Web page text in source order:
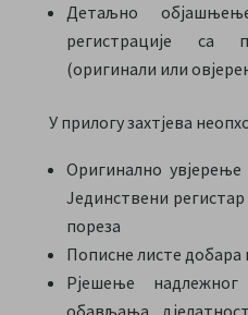
Детаљно
регистрације са
(оригинали или
У прилогу захтјева
Оригинално
Јединствени
пореза
Пописне листе добара
Рјешење